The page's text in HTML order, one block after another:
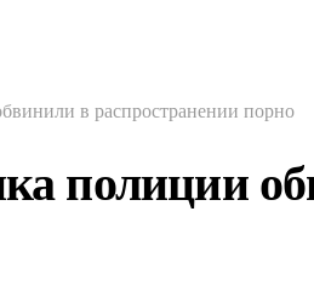
в распространении порно
полиции